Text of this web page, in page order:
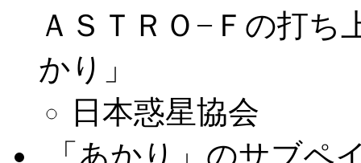
ＡＳＴＲＯ−Ｆの打
かり」
日本惑星協会
「あかり」のサブペ